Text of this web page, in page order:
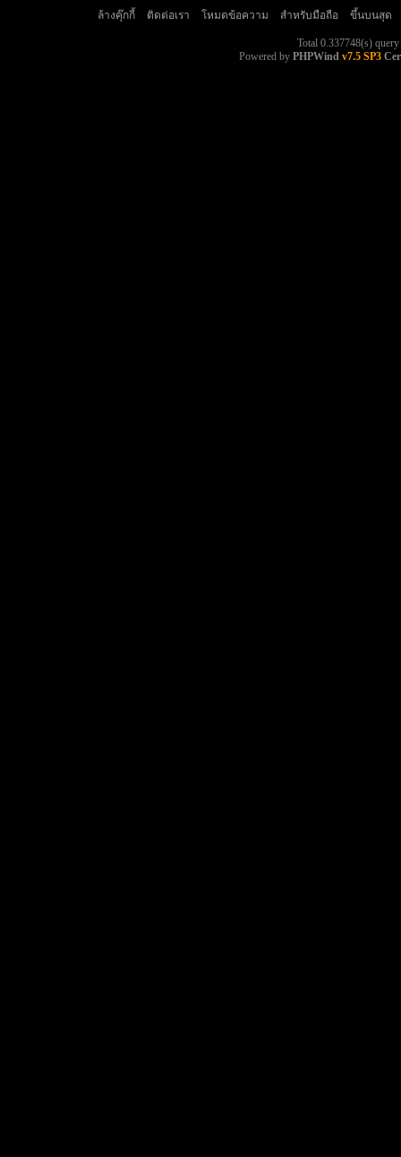
ล้างคุ๊กกี้ ติดต่อเรา โหมดข้อความ สำหรับมือถือ ขึ้นบนสุด
Total 0.337748(s)
Powered by PHPWind v7.5 SP3